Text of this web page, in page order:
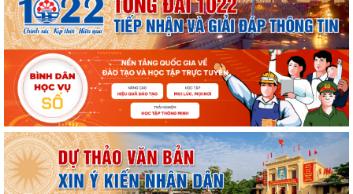
Một số quy định mới về thực hiện thủ tục hành chính theo cơ chế một
cửa, một cửa liên thông
Quy trình mới về tiếp nhận, giải quyết thủ tục hành chính trên môi
trường điện tử
Triển khai nộp thuế sử dụng đất phi nông nghiệp qua ứng dụng eTax
Mobile
Hướng dẫn cài đặt và sử dụng, nộp thuế qua dụng ứng dụng eTax
Mobile